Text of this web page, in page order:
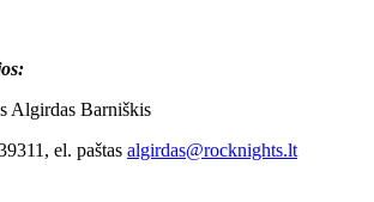
Algirdas Barniškis
el. paštas algirdas@rocknights.lt